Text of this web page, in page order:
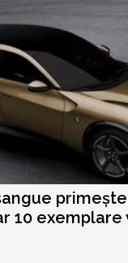
10 exemplare